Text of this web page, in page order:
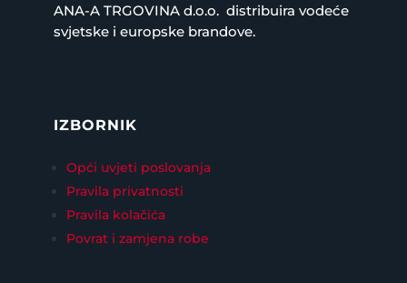
ANA-A TRGOVINA d.o.o. distribuira vodeće
svjetske i europske brandove.
IZBORNIK
Opći uvjeti poslovanja
Pravila privatnosti
Pravila kolačića
Povrat i zamjena robe